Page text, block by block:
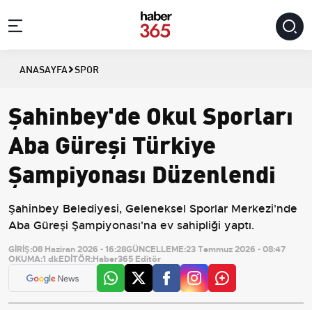
ANASAYFA SPOR
Şahinbey'de Okul Sporları
Aba Güreşi Türkiye
Şampiyonası Düzenlendi
Şahinbey Belediyesi, Geleneksel Sporlar Merkezi'nde
Aba Güreşi Şampiyonası'na ev sahipliği yaptı.
GİRİŞ:08 Haziran 2026 - 16:28GÜNCELLEME:23 Temmuz 2026 - 08:47
OKUMA:1 dkEDİTÖR:Haber365 Editör